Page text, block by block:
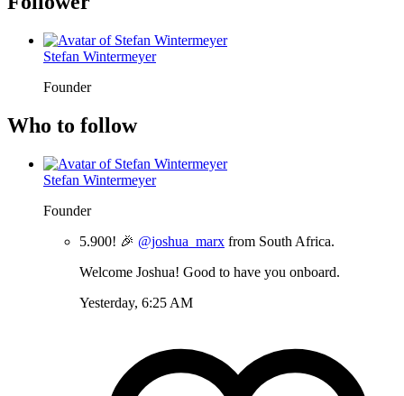
Stefan Wintermeyer
Founder
Who to follow
Stefan Wintermeyer
Founder
5.900! 🎉 @joshua_marx from South Africa.
Welcome Joshua! Good to have you onboard.
Yesterday, 6:25 AM